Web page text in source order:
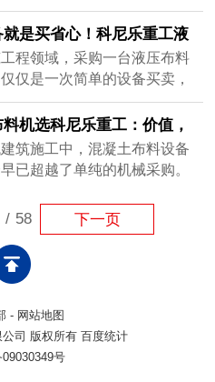
造中，将安全冗余设计融入
结构与出厂标准的每一个......
核心环节。然而，随着楼层
升，传统的泵车作业模式正
峻的物理瓶颈。泵车臂架长
面对超高层建筑的边缘区域
低效的人工拖管阶段。此
庞大的底盘对施工现场的空
就是买省心！科尼乐重工液
机，从选型到落地，一站式
踩坑。
程领域，采购一台液压布料
仅是一次简单的设备买卖，
来几个月甚至几年施工节奏
局。许多施工单位在选型
只关注设备的价格和基础参
略了实际工况的复杂性与后
不服”，频繁故障严重拖累工程
科尼乐重工深知工程人的痛
机选科尼乐重工：价值，
于设备本身！
筑施工中，混凝土布料设备
已超越了单纯的机械采购。
及综合成本控制。科尼乐重工
耕建设机械领域的实体制造企
终认为一台优秀的布料机，其
价值远不止于设备本身，更是
量，重塑综合成本优势一台
/ 58 下一页
- 网站地图
司 版权所有 百度统计
号